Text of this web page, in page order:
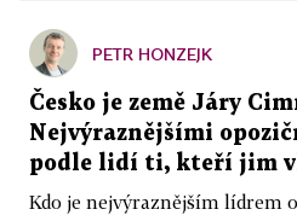
PETR HONZEJK
Česko je země Járy
Nejvýraznějšími
podle lidí ti, kteří jim
Kdo je nejvýraznějším lídrem